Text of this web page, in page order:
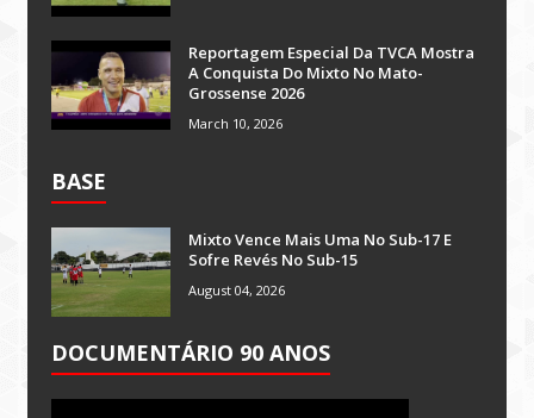
Reportagem Especial Da TVCA Mostra
A Conquista Do Mixto No Mato-
Grossense 2026
March 10, 2026
BASE
Mixto Vence Mais Uma No Sub-17 E
Sofre Revés No Sub-15
August 04, 2026
DOCUMENTÁRIO 90 ANOS